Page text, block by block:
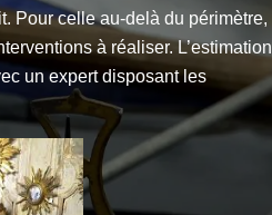
Pour celle au-delà du périmètre,
à réaliser. L’estimation
un expert disposant les